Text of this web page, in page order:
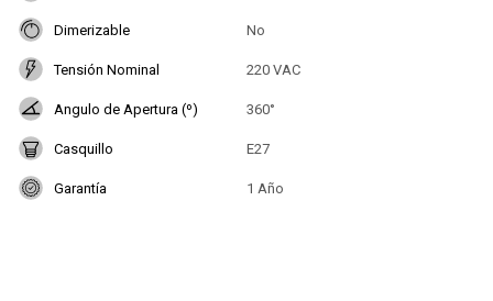
Dimerizable No
Tensión Nominal 220 VAC
Angulo de Apertura (º) 360°
Casquillo E27
Garantía 1 Año